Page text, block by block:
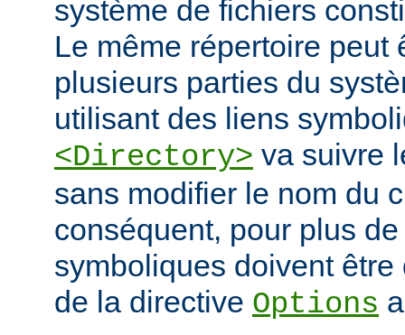
système de fichiers
Le même répertoire peut
plusieurs parties du
utilisant des liens
<Directory> va suivre
sans modifier le nom du
conséquent, pour plus
symboliques doivent
de la directive Options